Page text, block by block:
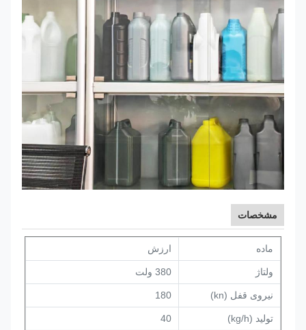
مشخصات
ارزش
نیروی قفل (kn)
تولید (kg/h)